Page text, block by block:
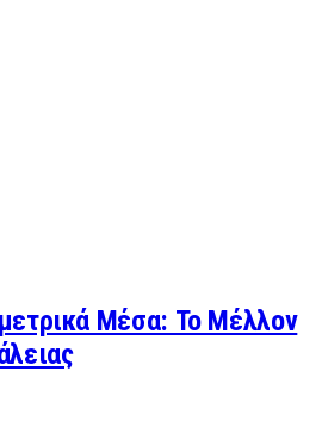
Μέσα: Το Μέλλον